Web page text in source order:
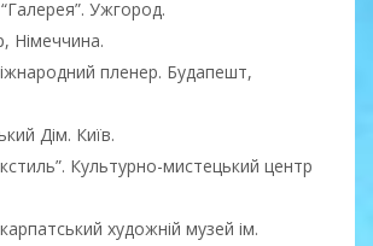
Ужгород.
Німеччина.
пленер. Будапешт,
Дім. Київ.
Культурно-мистецький центр
художній музей ім.